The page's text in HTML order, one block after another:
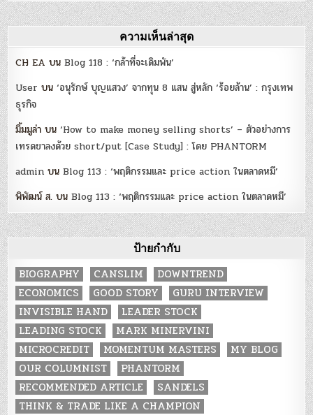
ความเห็นล่าสุด
CH EA บนBlog 118 : ‘กล้าที่จะเดิมพัน’
User บน‘อนุรักษ์ บุญแสวง’ จากทุน 8 แสน สู่หลัก ‘ร้อยล้าน’ : กรุงเทพ
ธุรกิจ
มิ้มมูล่า บน‘How to make money selling shorts’ – ตัวอย่างการ
เทรดขาลงด้วย short/put [Case Study] : โดย PHANTORM
admin บนBlog 113 : ‘พฤติกรรมและ price action ในตลาดหมี’
พิพัฒน์ ส. บนBlog 113 : ‘พฤติกรรมและ price action ในตลาดหมี’
ป้ายกำกับ
BIOGRAPHY CANSLIM
DOWNTREND
ECONOMICS
GOOD STORY
GURU INTERVIEW
INVISIBLE HAND
LEADER STOCK
LEADING STOCK
MARK MINERVINI
MICROCREDIT
MOMENTUM MASTERS
MY BLOG
OUR COLUMNIST
PHANTORM
RECOMMENDED ARTICLE
SANDELS
THINK & TRADE LIKE A CHAMPION